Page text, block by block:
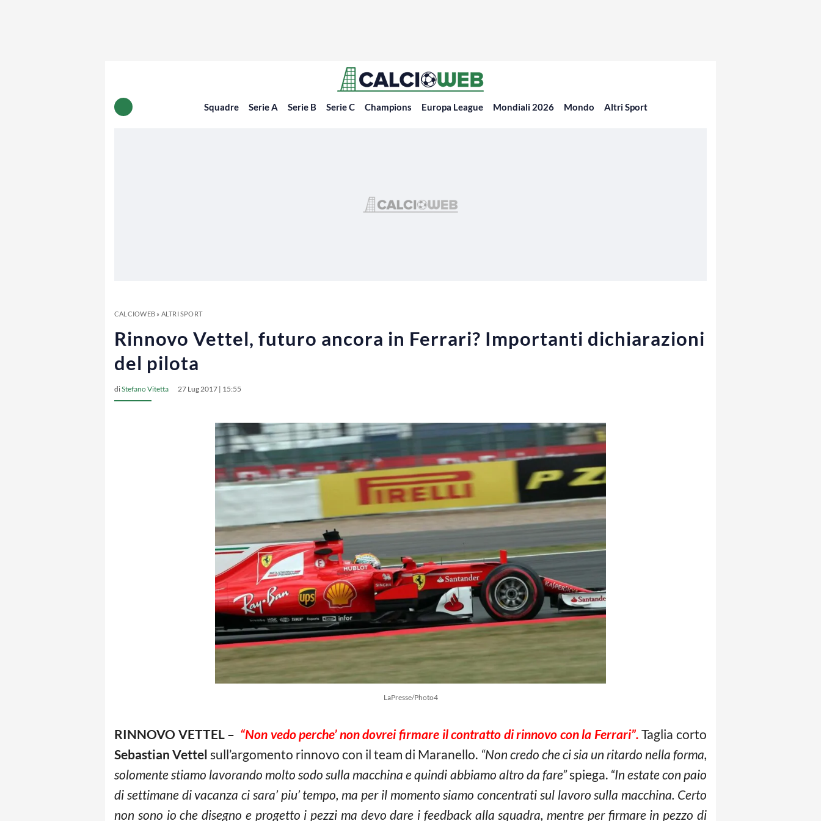
Squadre Serie A Serie B Serie C Champions Europa League Mondiali 2026 Mondo Altri Sport
CALCIOWEB» ALTRI SPORT
Rinnovo Vettel, futuro ancora in Ferrari? Importanti dichiarazioni
del pilota
diStefano Vitetta 27 Lug 2017 | 15:55
LaPresse/Photo4
RINNOVO VETTEL – “Non vedo perche’ non dovrei firmare il contratto di rinnovo con la Ferrari”. Taglia corto
Sebastian Vettel sull’argomento rinnovo con il team di Maranello. “Non credo che ci sia un ritardo nella forma,
solomente stiamo lavorando molto sodo sulla macchina e quindi abbiamo altro da fare”spiega. “In estate con paio
di settimane di vacanza ci sara’ piu’ tempo, ma per il momento siamo concentrati sul lavoro sulla macchina. Certo
non sono io che disegno e progetto i pezzi ma devo dare i feedback alla squadra, mentre per firmare in pezzo di